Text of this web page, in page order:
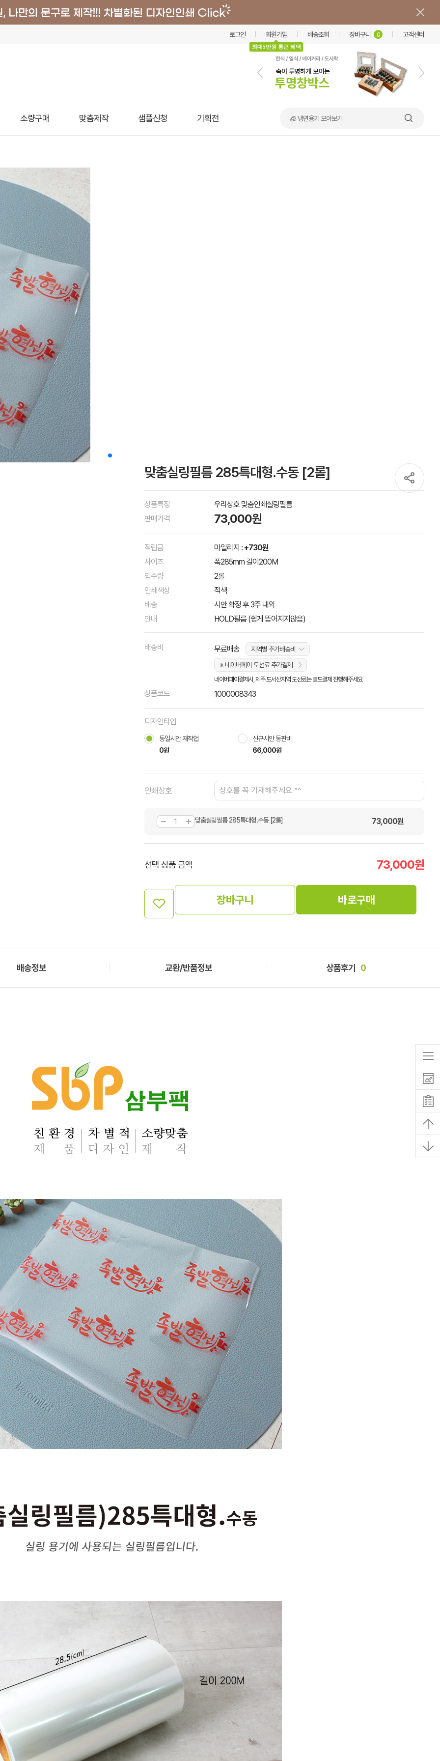
로그인 회원가입
최대5만원 통큰 혜택
배송조회 장바구니 0 고객센터
소량구매 맞춤제작 샘플신청 기획전 🧊 냉면용기 모아보기
맞춤실링필름 285특대형.수동 [2롤]
상품특징
우리상호 맞춤인쇄실링필름
판매가격
73,000원
적립금 마일리지 : +730원
사이즈
폭285mm 길이200M
입수량
2롤
인쇄색상
적색
배송
시안 확정 후 3주 내외
안내
HOLD필름 (쉽게 뜯어지지않음)
배송비 무료배송
지역별 추가배송비
※ 네이버페이 도선료 추가결제
네이버페이결제시, 제주.도서산지역 도선료는 별도결제 진행해주세요
상품코드 1000008343
디자인타입
동일시안 재작업
0원
신규시안 동판비
66,000원
인쇄상호
맞춤실링필름 285특대형.수동 [2롤] 73,000원
선택 상품 금액 73,000원
장바구니 바로구매
배송정보 교환/반품정보 상품후기 0